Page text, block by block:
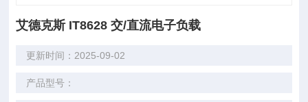
艾德克斯 IT8628 交/直流电子负载
更新时间：2025-09-02
产品型号：